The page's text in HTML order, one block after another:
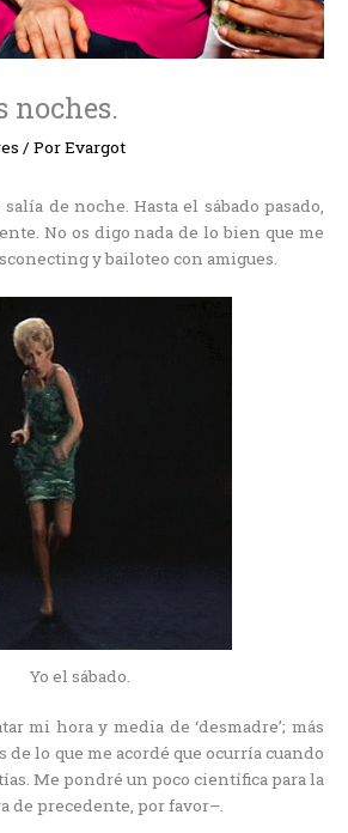
noches.
/ PorEvargot
de noche. Hasta el sábado pasado,
No os digo nada de lo bien que me
y bailoteo con amigues.
Yo el sábado.
mi hora y media de ‘desmadre’; más
de lo que me acordé que ocurría cuando
Me pondré un poco científica para la
de precedente, por favor–.